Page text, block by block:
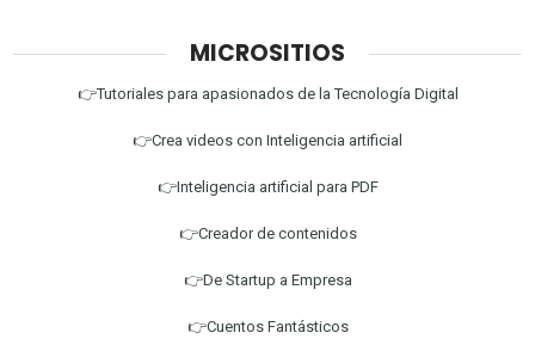
MICROSITIOS
👉Tutoriales para apasionados de la Tecnología Digital
👉Crea videos con Inteligencia artificial
👉Inteligencia artificial para PDF
👉Creador de contenidos
👉De Startup a Empresa
👉Cuentos Fantásticos